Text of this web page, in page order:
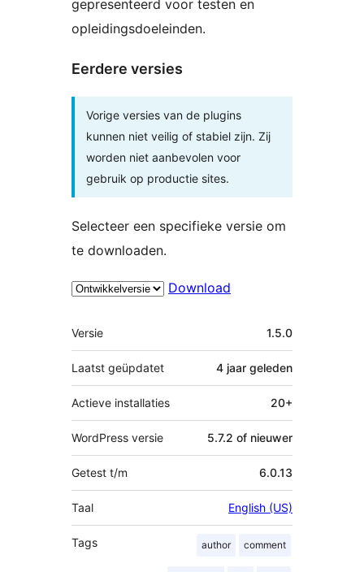
gepresenteerd voor testen en
opleidingsdoeleinden.
Eerdere versies
Vorige versies van de plugins
kunnen niet veilig of stabiel zijn. Zij
worden niet aanbevolen voor
gebruik op productie sites.
Selecteer een specifieke versie om
te downloaden.
Download
Meta
Versie 1.5.0
Laatst geüpdatet 4 jaar geleden
Actieve installaties 20+
WordPress versie 5.7.2 of nieuwer
Getest t/m 6.0.13
Taal English (US)
Tags author comment